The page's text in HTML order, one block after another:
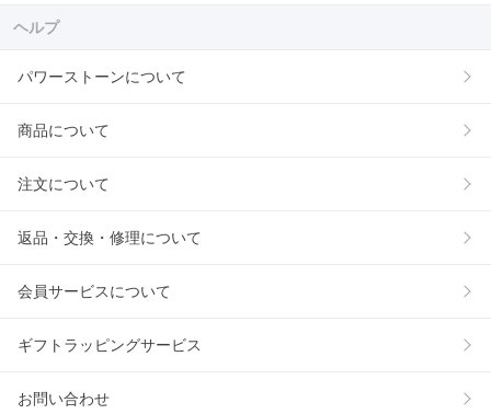
ヘルプ
パワーストーンについて
商品について
注文について
返品・交換・修理について
会員サービスについて
ギフトラッピングサービス
お問い合わせ